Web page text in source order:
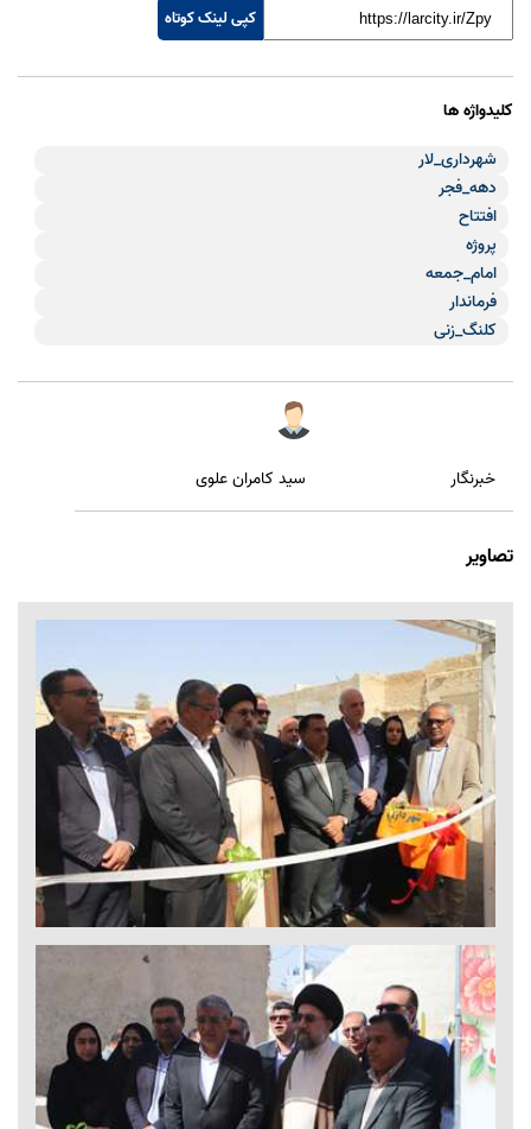
کپی لینک کوتاه
کلیدواژه ها
شهرداری_لار
دهه_فجر
افتتاح
پروژه
امام_جمعه
فرماندار
کلنگ_زنی
خبرنگار سید کامران علوی
تصاویر